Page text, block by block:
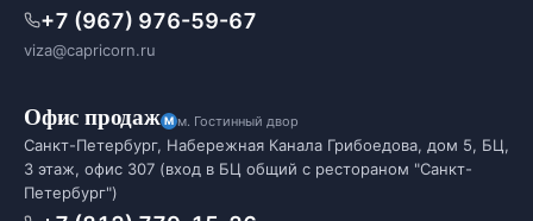
+7 (967) 976-59-67
viza@capricorn.ru
Офис продаж м. Гостинный двор
Санкт-Петербург, Набережная Канала Грибоедова, дом 5, БЦ,
3 этаж, офис 307 (вход в БЦ общий с рестораном "Санкт-
Петербург")